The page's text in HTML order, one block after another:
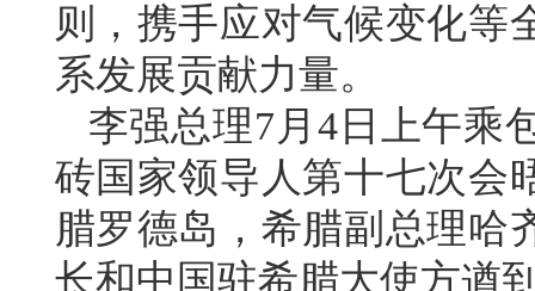
则，携手应对气候变化等
系发展贡献力量。
李强总理7月4日上午乘
砖国家领导人第十七次会
腊罗德岛，希腊副总理哈
长和中国驻希腊大使方遒